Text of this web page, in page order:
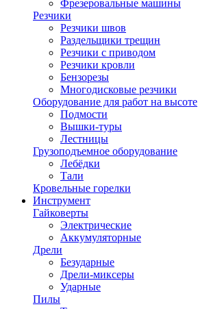
Фрезеровальные машины
Резчики
Резчики швов
Раздельщики трещин
Резчики с приводом
Резчики кровли
Бензорезы
Многодисковые резчики
Оборудование для работ на высоте
Подмости
Вышки-туры
Лестницы
Грузоподъемное оборудование
Лебёдки
Тали
Кровельные горелки
Инструмент
Гайковерты
Электрические
Аккумуляторные
Дрели
Безударные
Дрели-миксеры
Ударные
Пилы